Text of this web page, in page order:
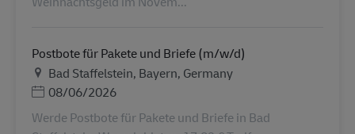
Postbote für Pakete und Briefe (m/w/d)
Местоположение
Bad Staffelstein, Bayern, Germany
Дата публикации
08/06/2026
Werde Postbote für Pakete und Briefe in Bad